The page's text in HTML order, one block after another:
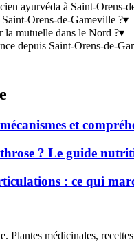
ayurvéda à Saint-Orens-
Orens-de-Gameville ?▾
la mutuelle dans le Nord ?▾
depuis Saint-Orens-de-
et
? Le guide
: ce qui
médicinales,